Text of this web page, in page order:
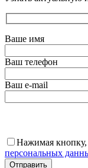
Ваше имя
Ваш телефон
Ваш e-mail
это
поле
пустым.
Нажимая кнопку,
персональных